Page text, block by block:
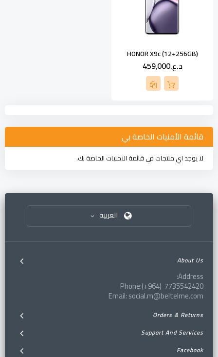
HONOR X9c (12+256GB)
د.ع.‏459٬000
قائمة الأمنيات الخاصة بي
لا يوجد اي منتجات في قائمة الامنيات الخاصة بك.
العربية
About Us
Address:
Phone:(+964) 7735542420
Email: social.m@beltelme.com
Orders & Returns
Support And Services
Facebook